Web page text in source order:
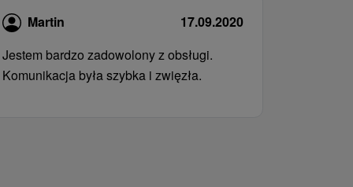
Martin
17.09.2020
Jestem bardzo zadowolony z obsługi.
Komunikacja była szybka i zwięzła.